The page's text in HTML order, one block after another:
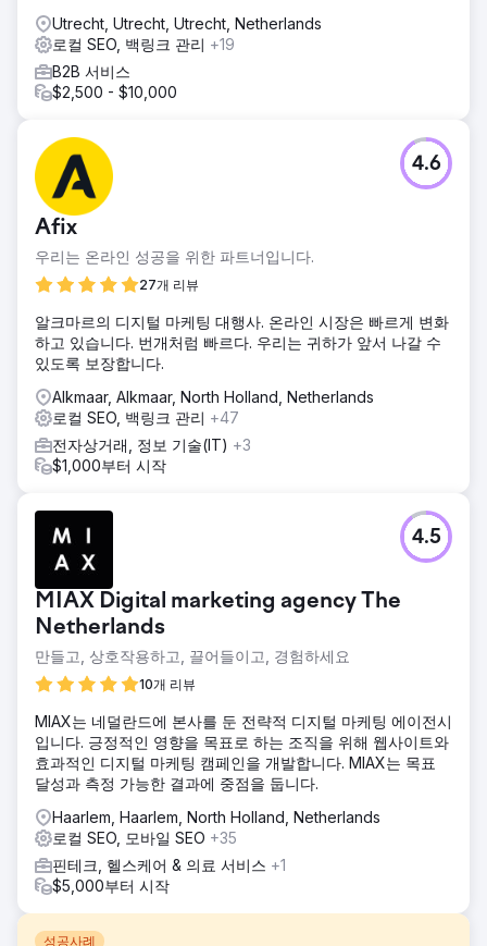
Utrecht, Utrecht, Utrecht, Netherlands
로컬 SEO, 백링크 관리 +19
B2B 서비스
$2,500 - $10,000
Afix
우리는 온라인 성공을 위한 파트너입니다.
27개 리뷰
4.6
알크마르의 디지털 마케팅 대행사. 온라인 시장은 빠르게 변화
하고 있습니다. 번개처럼 빠르다. 우리는 귀하가 앞서 나갈 수
있도록 보장합니다.
Alkmaar, Alkmaar, North Holland, Netherlands
로컬 SEO, 백링크 관리 +47
전자상거래, 정보 기술(IT) +3
$1,000부터 시작
MIAX Digital marketing agency The
Netherlands
만들고, 상호작용하고, 끌어들이고, 경험하세요
10개 리뷰
4.5
MIAX는 네덜란드에 본사를 둔 전략적 디지털 마케팅 에이전시
입니다. 긍정적인 영향을 목표로 하는 조직을 위해 웹사이트와
효과적인 디지털 마케팅 캠페인을 개발합니다. MIAX는 목표
달성과 측정 가능한 결과에 중점을 둡니다.
Haarlem, Haarlem, North Holland, Netherlands
로컬 SEO, 모바일 SEO +35
핀테크, 헬스케어 & 의료 서비스 +1
$5,000부터 시작
성공사례